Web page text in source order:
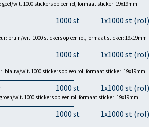
wit. 1000 stickers op een rol, formaat sticker: 19x19mm
1000 st 1x1000 st (rol)
bruin/wit. 1000 stickers op een rol, formaat sticker: 19x19mm
1000 st 1x1000 st (rol)
blauw/wit. 1000 stickers op een rol, formaat sticker: 19x19mm
1000 st 1x1000 st (rol)
wit. 1000 stickers op een rol, formaat sticker: 19x19mm
1000 st 1x1000 st (rol)